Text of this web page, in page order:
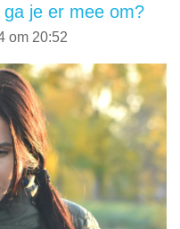
je er mee om?
om 20:52